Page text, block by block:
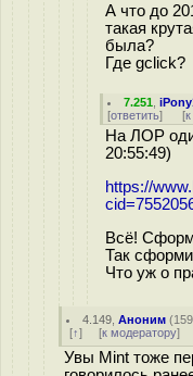
А что до
такая
была?
Где gclick?
7.251 ,
[ответить] [
На ЛОР
20:55:49)
https://
Всё!
Так
Что уж о
4.149 ,Аноним (159
[↑] [к модератору]
Увы Mint тоже